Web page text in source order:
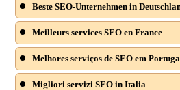
Beste SEO-Unternehmen in
Meilleurs services SEO en France
Melhores serviços de SEO em
Migliori servizi SEO in Italia